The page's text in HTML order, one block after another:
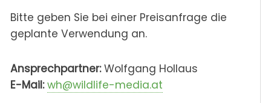
Bitte geben Sie bei einer Preisanfrage die
geplante Verwendung an.
Ansprechpartner:Wolfgang Hollaus
E-Mail: wh@wildlife-media.at